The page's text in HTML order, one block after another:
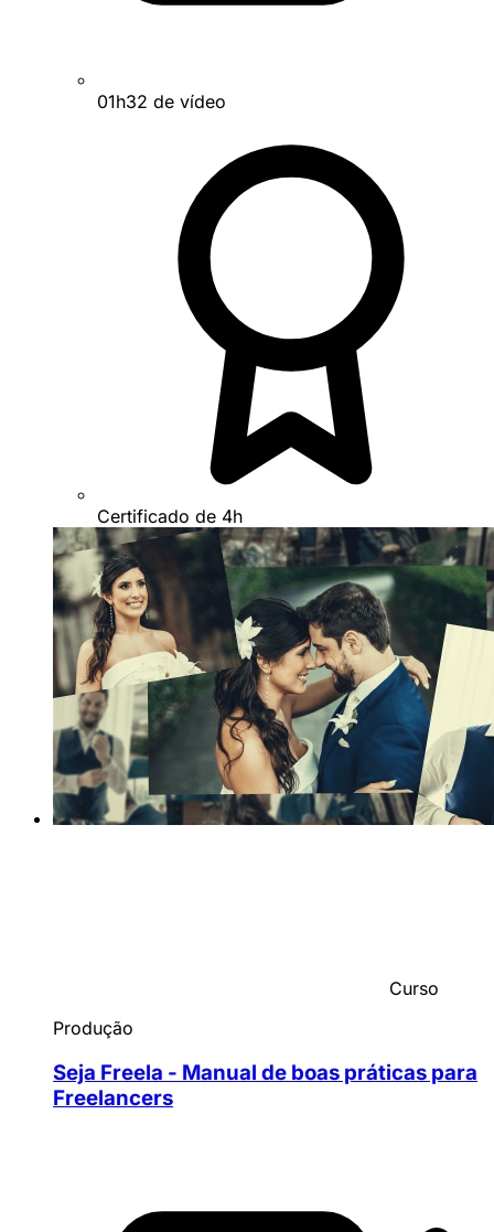
01h32 de vídeo
Certificado de 4h
Curso
Produção
Seja Freela - Manual de boas práticas para
Freelancers